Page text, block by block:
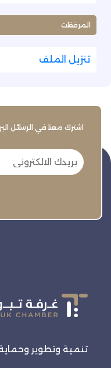
المرفقات
تنزيل الملف
اشترك معنا في الرسائل
تنمية وتطوير